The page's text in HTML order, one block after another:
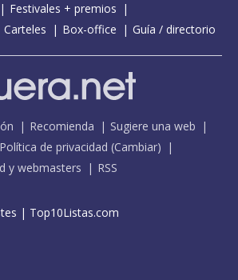
Festivales + premios
Carteles Box-office Guía / directorio
Recomienda
Sugiere una web
Política de privacidad (Cambiar)
y webmasters RSS
| Top10Listas.com